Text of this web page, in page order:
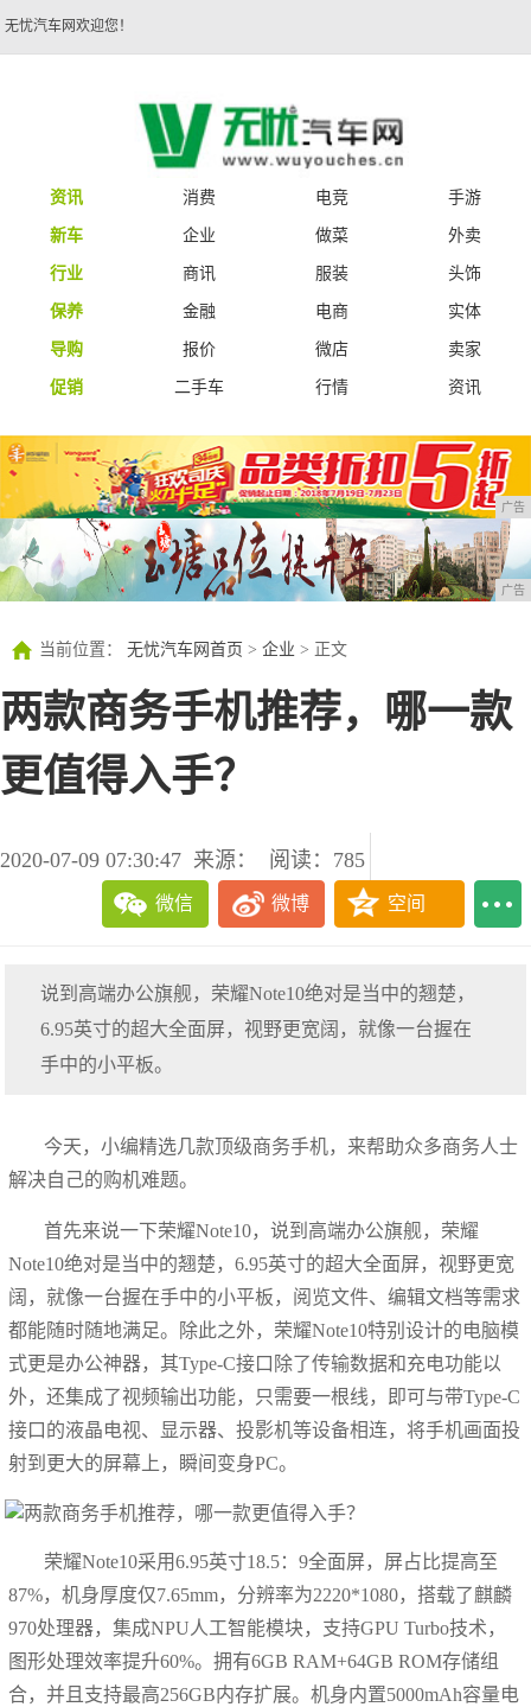
无忧汽车网欢迎您！
资讯 消费 电竞
手游
新车
企业 做菜
外卖
行业
商讯 服装
头饰
保养
金融 电商
实体
导购
报价 微店
卖家
促销
二手车 行情 资讯
广告
广告
当前位置： 无忧汽车网首页 > 企业 > 正文
两款商务手机推荐，哪一款
更值得入手？
2020-07-09 07:30:47 来源： 阅读：785
微信 微博 空间
说到高端办公旗舰，荣耀Note10绝对是当中的翘楚，
6.95英寸的超大全面屏，视野更宽阔，就像一台握在
手中的小平板。
今天，小编精选几款顶级商务手机，来帮助众多商务人士
解决自己的购机难题。
首先来说一下荣耀Note10，说到高端办公旗舰，荣耀
Note10绝对是当中的翘楚，6.95英寸的超大全面屏，视野更宽
阔，就像一台握在手中的小平板，阅览文件、编辑文档等需求
都能随时随地满足。除此之外，荣耀Note10特别设计的电脑模
式更是办公神器，其Type-C接口除了传输数据和充电功能以
外，还集成了视频输出功能，只需要一根线，即可与带Type-C
接口的液晶电视、显示器、投影机等设备相连，将手机画面投
射到更大的屏幕上，瞬间变身PC。
荣耀Note10采用6.95英寸18.5：9全面屏，屏占比提高至
87%，机身厚度仅7.65mm，分辨率为2220*1080，搭载了麒麟
970处理器，集成NPU人工智能模块，支持GPU Turbo技术，
图形处理效率提升60%。拥有6GB RAM+64GB ROM存储组
合，并且支持最高256GB内存扩展。机身内置5000mAh容量电